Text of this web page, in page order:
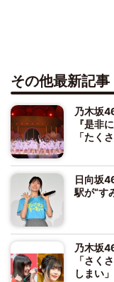
その他最新記事
乃木坂
『是非
「たく
日向坂
駅が“す
乃木坂
「さく
しまい」